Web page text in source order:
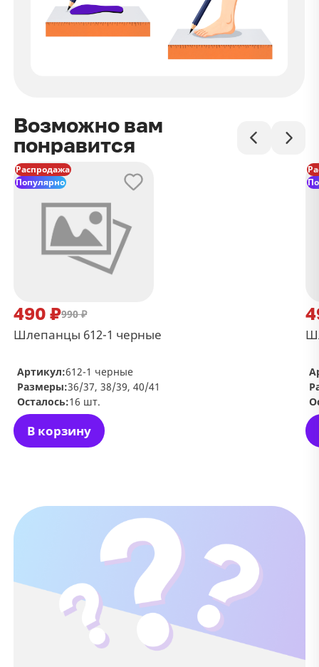
Возможно вам
понравится
Распродажа
Популярно
490 ₽990 ₽
Шлепанцы 612-1 черные
В корзину
Артикул:612-1 черные
Размеры:36/37, 38/39, 40/41
Осталось:16 шт.